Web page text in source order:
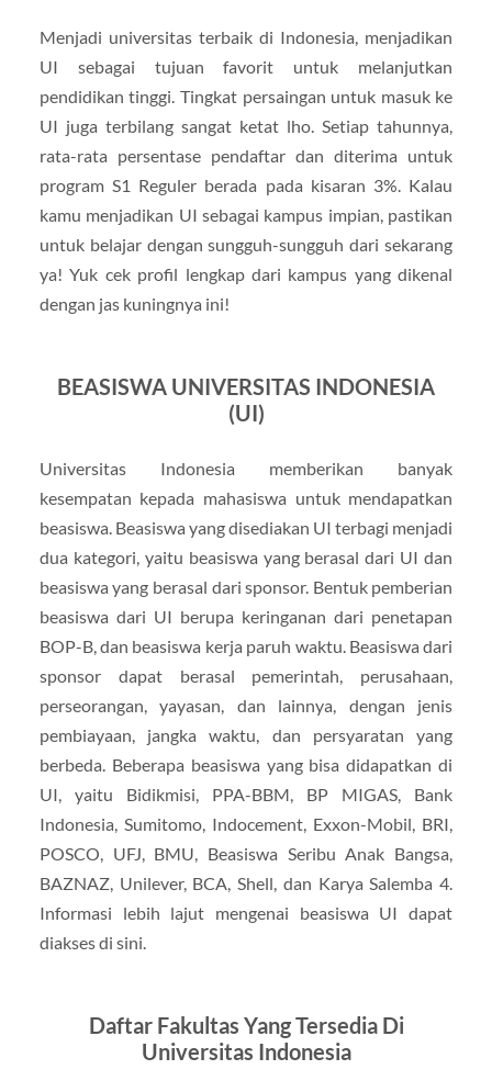
Menjadi universitas terbaik di Indonesia, menjadikan
UI sebagai tujuan favorit untuk melanjutkan
pendidikan tinggi. Tingkat persaingan untuk masuk ke
UI juga terbilang sangat ketat lho. Setiap tahunnya,
rata-rata persentase pendaftar dan diterima untuk
program S1 Reguler berada pada kisaran 3%. Kalau
kamu menjadikan UI sebagai kampus impian, pastikan
untuk belajar dengan sungguh-sungguh dari sekarang
ya! Yuk cek profil lengkap dari kampus yang dikenal
dengan jas kuningnya ini!
BEASISWA UNIVERSITAS INDONESIA
(UI)
Universitas Indonesia memberikan banyak
kesempatan kepada mahasiswa untuk mendapatkan
beasiswa. Beasiswa yang disediakan UI terbagi menjadi
dua kategori, yaitu beasiswa yang berasal dari UI dan
beasiswa yang berasal dari sponsor. Bentuk pemberian
beasiswa dari UI berupa keringanan dari penetapan
BOP-B, dan beasiswa kerja paruh waktu. Beasiswa dari
sponsor dapat berasal pemerintah, perusahaan,
perseorangan, yayasan, dan lainnya, dengan jenis
pembiayaan, jangka waktu, dan persyaratan yang
berbeda. Beberapa beasiswa yang bisa didapatkan di
UI, yaitu Bidikmisi, PPA-BBM, BP MIGAS, Bank
Indonesia, Sumitomo, Indocement, Exxon-Mobil, BRI,
POSCO, UFJ, BMU, Beasiswa Seribu Anak Bangsa,
BAZNAZ, Unilever, BCA, Shell, dan Karya Salemba 4.
Informasi lebih lajut mengenai beasiswa UI dapat
diakses di sini.
Daftar Fakultas Yang Tersedia Di
Universitas Indonesia